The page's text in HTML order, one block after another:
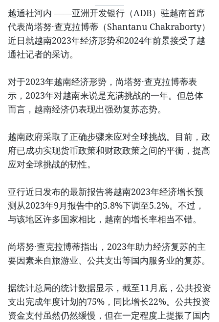
越通社河内 ——亚洲开发银行（ADB）驻越南首席
代表尚塔努·查克拉博蒂（Shantanu Chakraborty）
近日就越南2023年经济形势和2024年前景接受了越
通社记者的采访。
对于2023年越南经济形势，尚塔努·查克拉博蒂表
示，2023年对越南来说是充满挑战的一年。但总体
而言，越南经济仍表现出强劲复苏态势。
越南政府采取了正确步骤来应对全球挑战。目前，政
府已成功实现货币政策和财政政策之间的平衡，提高
应对全球挑战的韧性。
亚行近日发布的最新报告将越南2023年经济增长预
测从2023年9月报告中的5.8%下调至5.2%。不过，
与该地区许多国家相比，越南的增长率相当不错。
尚塔努·查克拉博蒂指出，2023年助力经济复苏的主
要因素来自旅游业、公共支出等国内服务业的复苏。
据统计总局的统计数据显示，截至11月底，公共投资
支出完成年度计划的75%，同比增长22%。公共投资
资金支付虽然仍然缓慢，但在一定程度上提振了国内